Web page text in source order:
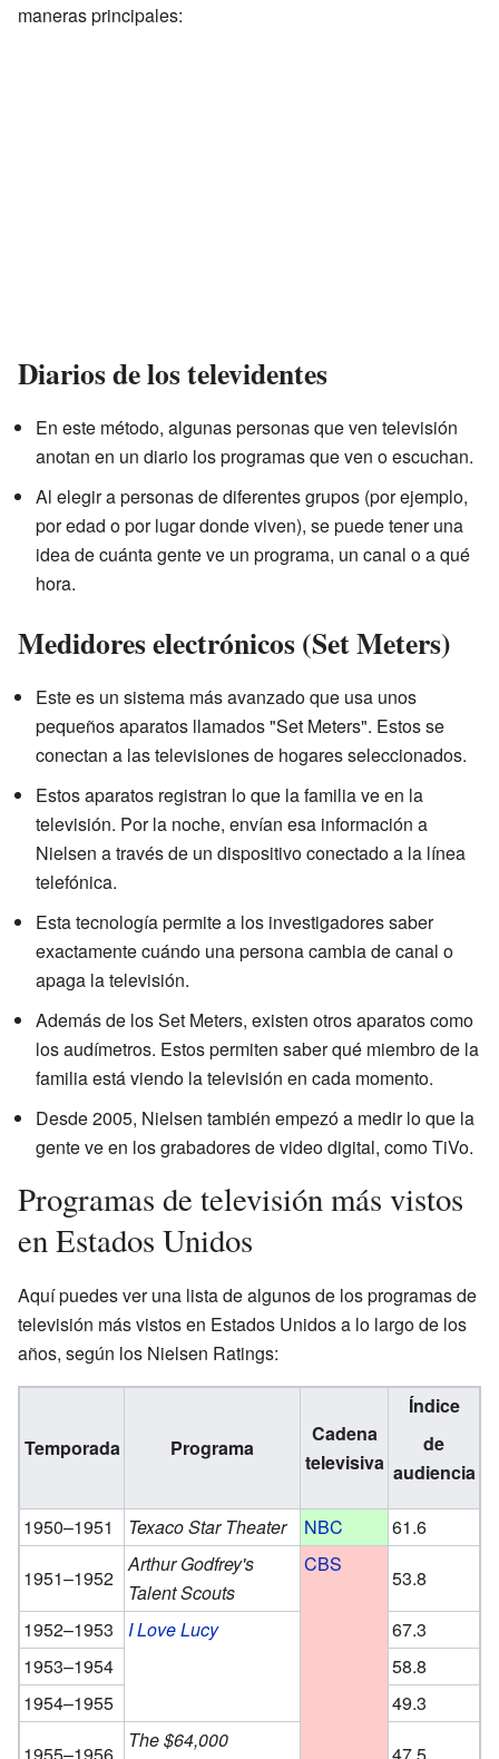
maneras principales:
Diarios de los televidentes
En este método, algunas personas que ven televisión
anotan en un diario los programas que ven o escuchan.
Al elegir a personas de diferentes grupos (por ejemplo,
por edad o por lugar donde viven), se puede tener una
idea de cuánta gente ve un programa, un canal o a qué
hora.
Medidores electrónicos (Set Meters)
Este es un sistema más avanzado que usa unos
pequeños aparatos llamados "Set Meters". Estos se
conectan a las televisiones de hogares seleccionados.
Estos aparatos registran lo que la familia ve en la
televisión. Por la noche, envían esa información a
Nielsen a través de un dispositivo conectado a la línea
telefónica.
Esta tecnología permite a los investigadores saber
exactamente cuándo una persona cambia de canal o
apaga la televisión.
Además de los Set Meters, existen otros aparatos como
los audímetros. Estos permiten saber qué miembro de la
familia está viendo la televisión en cada momento.
Desde 2005, Nielsen también empezó a medir lo que la
gente ve en los grabadores de video digital, como TiVo.
Programas de televisión más vistos
en Estados Unidos
Aquí puedes ver una lista de algunos de los programas de
televisión más vistos en Estados Unidos a lo largo de los
años, según los Nielsen Ratings:
Temporada Programa
Cadena
televisiva
Índice
de
audiencia
1950–1951 Texaco Star Theater NBC
61.6
1951–1952
Arthur Godfrey's
Talent Scouts
CBS
53.8
1952–1953
I Love Lucy
67.3
1953–1954
58.8
1954–1955
49.3
1955–1956
The $64,000
47.5